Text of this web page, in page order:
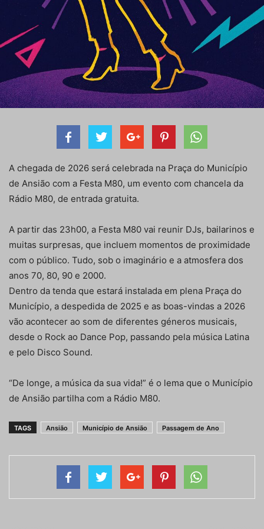
A chegada de 2026 será celebrada na Praça do Município
de Ansião com a Festa M80, um evento com chancela da
Rádio M80, de entrada gratuita.
A partir das 23h00, a Festa M80 vai reunir DJs, bailarinos e
muitas surpresas, que incluem momentos de proximidade
com o público. Tudo, sob o imaginário e a atmosfera dos
anos 70, 80, 90 e 2000.
Dentro da tenda que estará instalada em plena Praça do
Município, a despedida de 2025 e as boas-vindas a 2026
vão acontecer ao som de diferentes géneros musicais,
desde o Rock ao Dance Pop, passando pela música Latina
e pelo Disco Sound.
“De longe, a música da sua vida!” é o lema que o Município
de Ansião partilha com a Rádio M80.
TAGS Ansião Município de Ansião Passagem de Ano